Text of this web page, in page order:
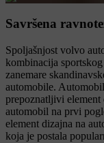
Savršena
Spoljašnjost volvo
kombinacija
zanemare
automobile.
prepoznatljivi
automobil na prvi
element dizajna na
koja je postala